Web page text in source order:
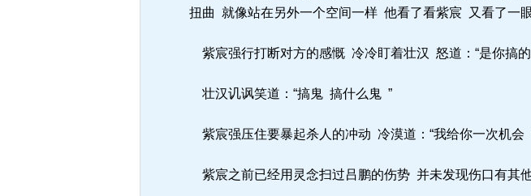
扭曲 就像站在另外一个空间一样 他看了看紫宸 又看了一
紫宸强行打断对方的感慨 冷冷盯着壮汉 怒道：“是你搞
壮汉讥讽笑道：“搞鬼 搞什么鬼 ”
紫宸强压住要暴起杀人的冲动 冷漠道：“我给你一次机会
紫宸之前已经用灵念扫过吕鹏的伤势 并未发现伤口有其